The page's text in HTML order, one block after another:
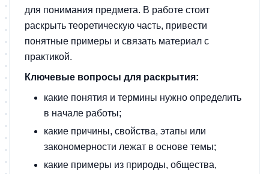
для понимания предмета. В работе стоит
раскрыть теоретическую часть, привести
понятные примеры и связать материал с
практикой.
Ключевые вопросы для раскрытия:
какие понятия и термины нужно определить
в начале работы;
какие причины, свойства, этапы или
закономерности лежат в основе темы;
какие примеры из природы, общества,